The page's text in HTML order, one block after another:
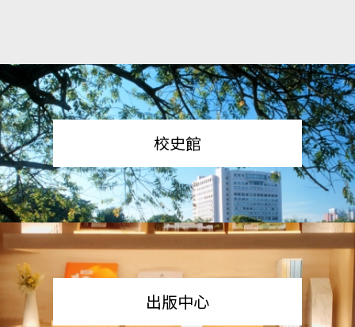
校史館
出版中心